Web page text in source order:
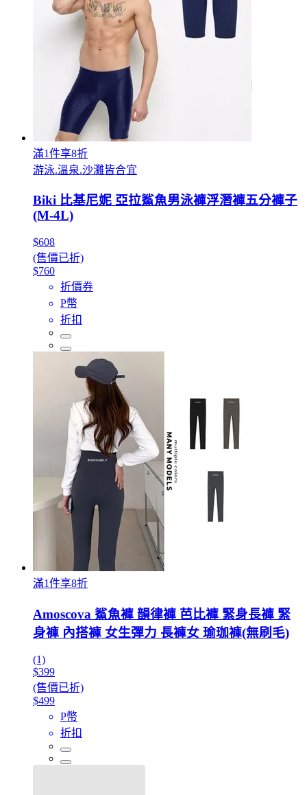
滿1件享8折
游泳.溫泉.沙灘皆合宜
Biki 比基尼妮 亞拉鯊魚男泳褲浮潛褲五分褲子
(M-4L)
$608
(售價已折)
$760
折價券
P幣
折扣
滿1件享8折
Amoscova 鯊魚褲 韻律褲 芭比褲 緊身長褲 緊
身褲 內搭褲 女生彈力 長褲女 瑜珈褲(無刷毛)
(1)
$399
(售價已折)
$499
P幣
折扣